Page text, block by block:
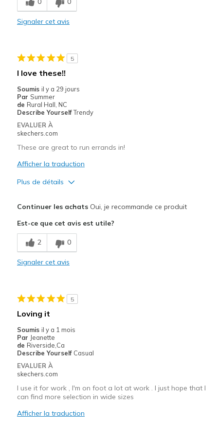
Le contre
Haven't had long enough
Casual Wear
Sizing
View On Shoes
I'm Into Shoes
Signaler cet avis
5
I love these!!
Soumis il y a 29 jours
Par Summer
de Rural Hall, NC
Describe YourselfTrendy
EVALUER À
skechers.com
These are great to run errands in!
Afficher la traduction
Plus de détails
Breathe Well
Comfortable
Les meilleures utilisations
Width
Sizing
Feels true to size
View On Shoes
Continuer les achatsOui, je recommande ce produit
Est-ce que cet avis est utile?
2 0
Signaler cet avis
5
Loving it
Soumis il y a 1 mois
Par Jeanette
de Riverside,Ca
Describe Yourself Casual
EVALUER À
skechers.com
I use it for work , I'm on foot a lot at work . I just hope that I
can find more selection in wide sizes
Afficher la traduction